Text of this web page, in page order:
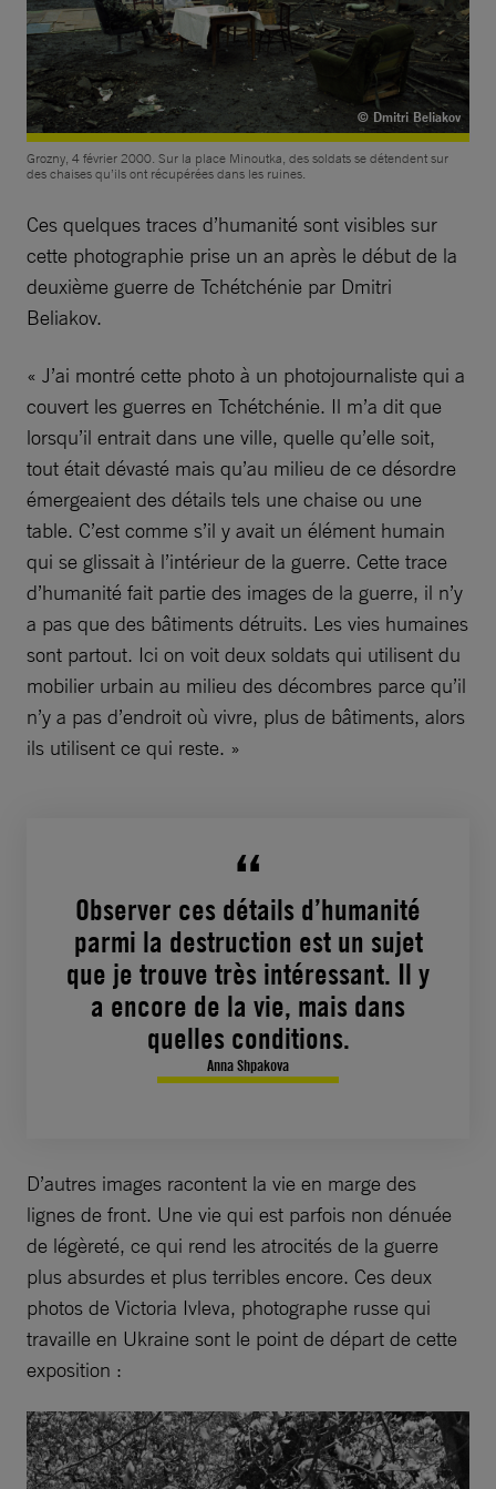
© Dmitri Beliakov
Grozny, 4 février 2000. Sur la place Minoutka, des soldats se détendent sur
des chaises qu’ils ont récupérées dans les ruines.
Ces quelques traces d’humanité sont visibles sur
cette photographie prise un an après le début de la
deuxième guerre de Tchétchénie par Dmitri
Beliakov.
« J’ai montré cette photo à un photojournaliste qui a
couvert les guerres en Tchétchénie. Il m’a dit que
lorsqu’il entrait dans une ville, quelle qu’elle soit,
tout était dévasté mais qu’au milieu de ce désordre
émergeaient des détails tels une chaise ou une
table. C’est comme s’il y avait un élément humain
qui se glissait à l’intérieur de la guerre. Cette trace
d’humanité fait partie des images de la guerre, il n’y
a pas que des bâtiments détruits. Les vies humaines
sont partout. Ici on voit deux soldats qui utilisent du
mobilier urbain au milieu des décombres parce qu’il
n’y a pas d’endroit où vivre, plus de bâtiments, alors
ils utilisent ce qui reste. »
Observer ces détails d’humanité
parmi la destruction est un sujet
que je trouve très intéressant. Il y
a encore de la vie, mais dans
quelles conditions.
Anna Shpakova
D’autres images racontent la vie en marge des
lignes de front. Une vie qui est parfois non dénuée
de légèreté, ce qui rend les atrocités de la guerre
plus absurdes et plus terribles encore. Ces deux
photos de Victoria Ivleva, photographe russe qui
travaille en Ukraine sont le point de départ de cette
exposition :